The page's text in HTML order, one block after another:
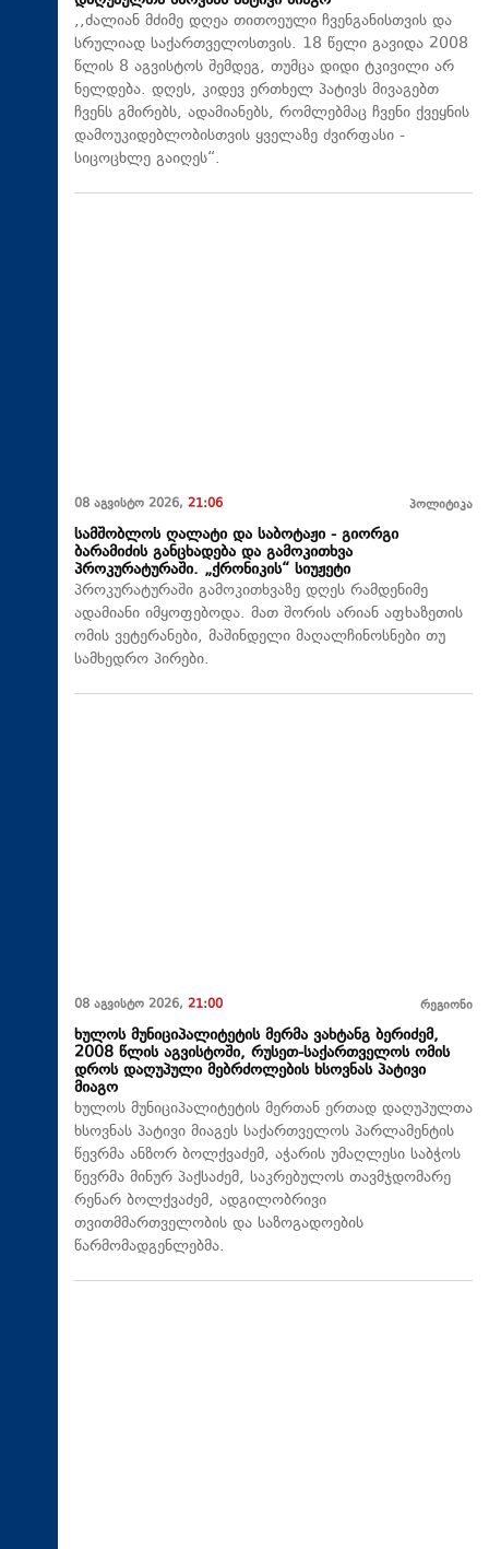
,,ძალიან მძიმე დღეა თითოეული ჩვენგანისთვის და
სრულიად საქართველოსთვის. 18 წელი გავიდა 2008
წლის 8 აგვისტოს შემდეგ, თუმცა დიდი ტკივილი არ
ნელდება. დღეს, კიდევ ერთხელ პატივს მივაგებთ
ჩვენს გმირებს, ადამიანებს, რომლებმაც ჩვენი ქვეყნის
დამოუკიდებლობისთვის ყველაზე ძვირფასი -
სიცოცხლე გაიღეს“.
08 აგვისტო 2026, 21:06 პოლიტიკა
სამშობლოს ღალატი და საბოტაჟი - გიორგი
ბარამიძის განცხადება და გამოკითხვა
პროკურატურაში. „ქრონიკის“ სიუჟეტი
პროკურატურაში გამოკითხვაზე დღეს რამდენიმე
ადამიანი იმყოფებოდა. მათ შორის არიან აფხაზეთის
ომის ვეტერანები, მაშინდელი მაღალჩინოსნები თუ
სამხედრო პირები.
08 აგვისტო 2026, 21:00 რეგიონი
ხულოს მუნიციპალიტეტის მერმა ვახტანგ ბერიძემ,
2008 წლის აგვისტოში, რუსეთ-საქართველოს ომის
დროს დაღუპული მებრძოლების ხსოვნას პატივი
მიაგო
ხულოს მუნიციპალიტეტის მერთან ერთად დაღუპულთა
ხსოვნას პატივი მიაგეს საქართველოს პარლამენტის
წევრმა ანზორ ბოლქვაძემ, აჭარის უმაღლესი საბჭოს
წევრმა მინურ პაქსაძემ, საკრებულოს თავმჯდომარე
რენარ ბოლქვაძემ, ადგილობრივი
თვითმმართველობის და საზოგადოების
წარმომადგენლებმა.